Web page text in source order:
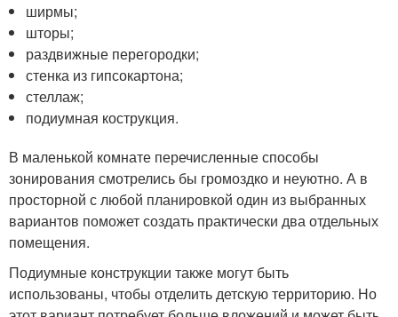
ширмы;
шторы;
раздвижные перегородки;
стенка из гипсокартона;
стеллаж;
подиумная кострукция.
В маленькой комнате перечисленные способы
зонирования смотрелись бы громоздко и неуютно. А в
просторной с любой планировкой один из выбранных
вариантов поможет создать практически два отдельных
помещения.
Подиумные конструкции также могут быть
использованы, чтобы отделить детскую территорию. Но